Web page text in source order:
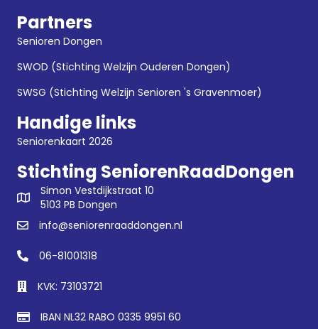
Partners
Senioren Dongen
SWOD (Stichting Welzijn Ouderen Dongen)
SWSG (Stichting Welzijn Senioren 's Gravenmoer)
Handige links
Seniorenkaart 2026
Stichting SeniorenRaadDongen
Simon Vestdijkstraat 10
5103 PB Dongen
info@seniorenraaddongen.nl
06-81001318
KVK: 73103721
IBAN NL32 RABO 0335 9951 60